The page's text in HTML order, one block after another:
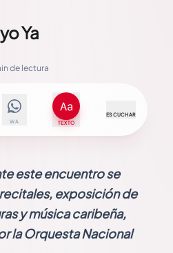
Ya
de lectura
WA TEXTO
ESCUCHAR
este encuentro se
exposición de
y música caribeña,
la Orquesta Nacional